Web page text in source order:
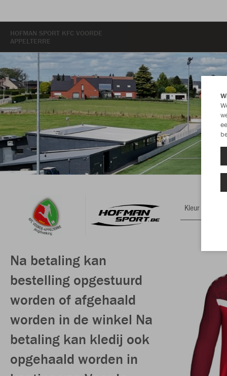
HOFMAN SPORT KFC VOORDE
APPELTERRE
Na betaling kan
bestelling opgestuurd
worden of afgehaald
worden in de winkel Na
betaling kan kledij ook
opgehaald worden in
Kleur